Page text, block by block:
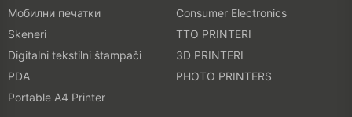
Мобилни печатки
Consumer Electronics
Skeneri
TTO PRINTERI
Digitalni tekstilni štampači
3D PRINTERI
PDA
PHOTO PRINTERS
Portable A4 Printer